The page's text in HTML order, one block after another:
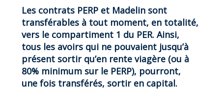
Les contrats PERP et Madelin sont
transférables à tout moment, en totalité,
vers le compartiment 1 du PER. Ainsi,
tous les avoirs qui ne pouvaient jusqu’à
présent sortir qu’en rente viagère (ou à
80% minimum sur le PERP), pourront,
une fois transférés, sortir en capital.